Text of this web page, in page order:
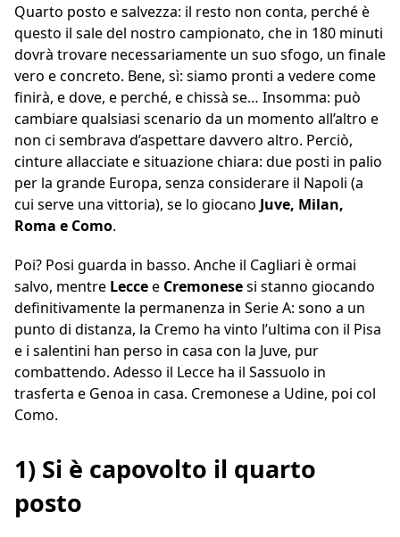
Quarto posto e salvezza: il resto non conta, perché è
questo il sale del nostro campionato, che in 180 minuti
dovrà trovare necessariamente un suo sfogo, un finale
vero e concreto. Bene, sì: siamo pronti a vedere come
finirà, e dove, e perché, e chissà se… Insomma: può
cambiare qualsiasi scenario da un momento all’altro e
non ci sembrava d’aspettare davvero altro. Perciò,
cinture allacciate e situazione chiara: due posti in palio
per la grande Europa, senza considerare il Napoli (a
cui serve una vittoria), se lo giocano Juve, Milan,
Roma e Como.
Poi? Posi guarda in basso. Anche il Cagliari è ormai
salvo, mentre Leccee Cremonesesi stanno giocando
definitivamente la permanenza in Serie A: sono a un
punto di distanza, la Cremo ha vinto l’ultima con il Pisa
e i salentini han perso in casa con la Juve, pur
combattendo. Adesso il Lecce ha il Sassuolo in
trasferta e Genoa in casa. Cremonese a Udine, poi col
Como.
1) Si è capovolto il quarto
posto